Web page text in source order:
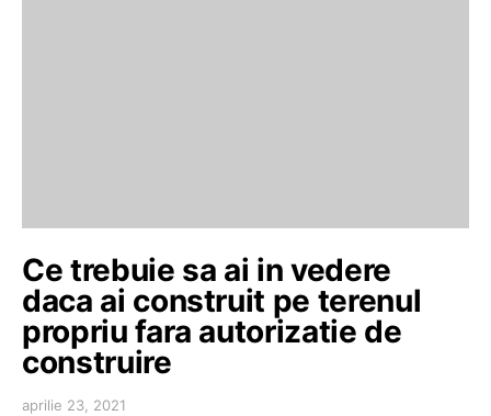
Ce trebuie sa ai in vedere
daca ai construit pe terenul
propriu fara autorizatie de
construire
aprilie 23, 2021